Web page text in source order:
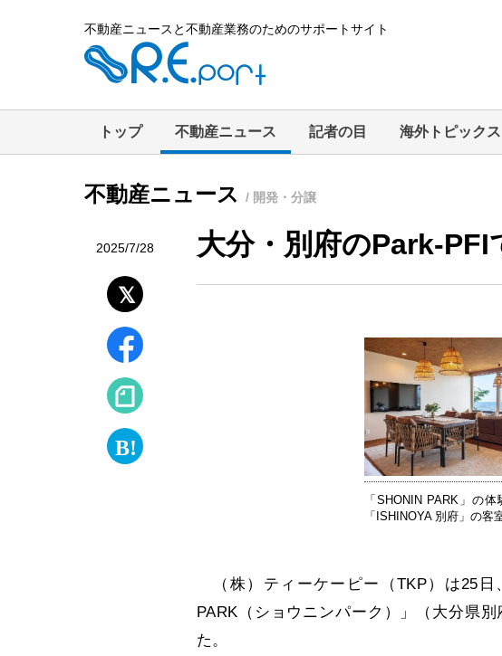
不動産ニュースと不動産業務のためのサポートサイト
トップ 不動産ニュース 記者の目 海外トピックス
不動産ニュース / 開発・分譲
2025/7/28 大分・別府のPark-
「SHONIN PARK」の
「ISHINOYA 別府」の客
（株）ティーケーピー（TKP）は25日
PARK（ショウニンパーク）」（大分県
た。